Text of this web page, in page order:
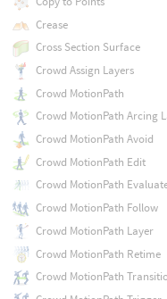
Crease
Cross Section Surface
Crowd Assign Layers
Crowd MotionPath
Crowd MotionPath Arcing
Crowd MotionPath Avoid
Crowd MotionPath Edit
Crowd MotionPath
Crowd MotionPath Follow
Crowd MotionPath Layer
Crowd MotionPath Retime
Crowd MotionPath